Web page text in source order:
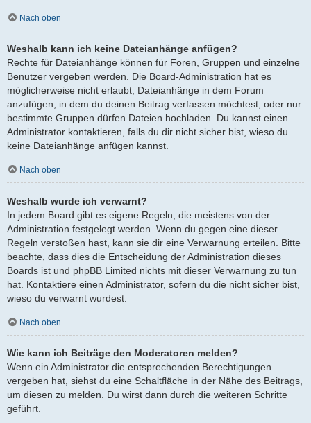
Nach oben
Weshalb kann ich keine Dateianhänge anfügen?
Rechte für Dateianhänge können für Foren, Gruppen und einzelne
Benutzer vergeben werden. Die Board-Administration hat es
möglicherweise nicht erlaubt, Dateianhänge in dem Forum
anzufügen, in dem du deinen Beitrag verfassen möchtest, oder nur
bestimmte Gruppen dürfen Dateien hochladen. Du kannst einen
Administrator kontaktieren, falls du dir nicht sicher bist, wieso du
keine Dateianhänge anfügen kannst.
Nach oben
Weshalb wurde ich verwarnt?
In jedem Board gibt es eigene Regeln, die meistens von der
Administration festgelegt werden. Wenn du gegen eine dieser
Regeln verstoßen hast, kann sie dir eine Verwarnung erteilen. Bitte
beachte, dass dies die Entscheidung der Administration dieses
Boards ist und phpBB Limited nichts mit dieser Verwarnung zu tun
hat. Kontaktiere einen Administrator, sofern du die nicht sicher bist,
wieso du verwarnt wurdest.
Nach oben
Wie kann ich Beiträge den Moderatoren melden?
Wenn ein Administrator die entsprechenden Berechtigungen
vergeben hat, siehst du eine Schaltfläche in der Nähe des Beitrags,
um diesen zu melden. Du wirst dann durch die weiteren Schritte
geführt.